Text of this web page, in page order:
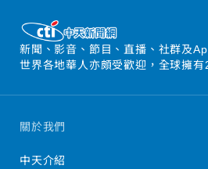
新聞、影音、節目、直播、社群及
世界各地華人亦頗受歡迎，全球擁有
關於我們
中天介紹